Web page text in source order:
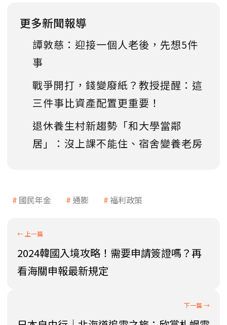
更多新聞報導
譚敦慈：迎接一個人老後，先想5件
事
戰爭開打，錢變廢紙？教授提醒：這
三件事比資產配置更重要！
退休養生村新趨勢「和大學當鄰
居」：沒上課不能住、宿舍變養老房
國民年金 通膨 福利政策
2024韓國入境攻略！需要申請簽證嗎？再
看海關申報最新規定